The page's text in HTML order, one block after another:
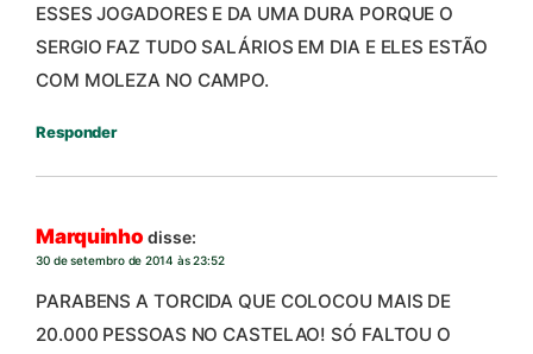
ESSES JOGADORES E DA UMA DURA PORQUE O
SERGIO FAZ TUDO SALÁRIOS EM DIA E ELES ESTÃO
COM MOLEZA NO CAMPO.
Responder
Marquinho disse:
30 de setembro de 2014 às 23:52
PARABENS A TORCIDA QUE COLOCOU MAIS DE
20.000 PESSOAS NO CASTELAO! SÓ FALTOU O